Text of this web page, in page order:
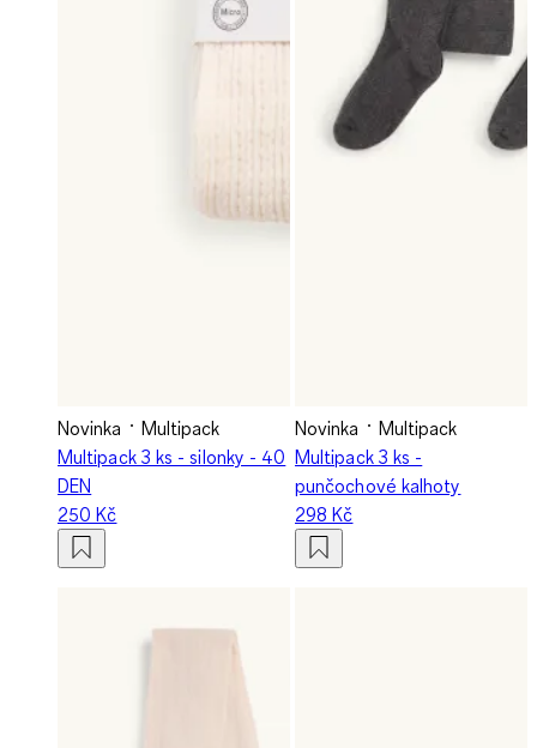
Novinka
Multipack
Multipack 3 ks - silonky - 40
DEN
250 Kč
Novinka
Multipack
Multipack 3 ks -
punčochové kalhoty
298 Kč